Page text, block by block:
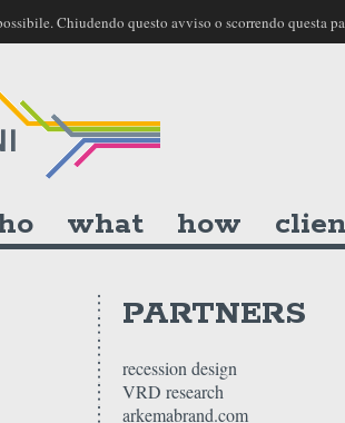
Chiudendo questo avviso o scorrendo questa
how
what
PARTNERS
recession design
VRD research
arkemabrand.com